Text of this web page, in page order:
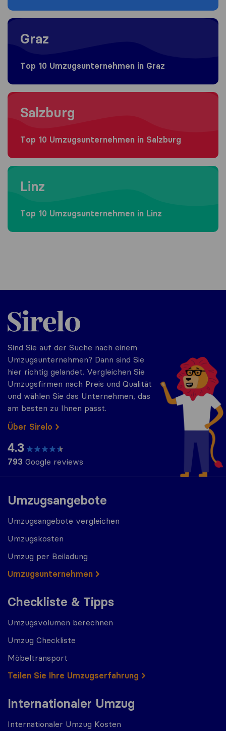
Moving to Graz
Graz
Top 10 Umzugs​unternehmen in Graz
Moving to Salzburg
Salzburg
Top 10 Umzugs​unternehmen in Salzburg
Moving to Linz
Linz
Top 10 Umzugs​unternehmen in Linz
Umzugsangebote
Umzugsangebote vergleichen
Umzugskosten
Umzug per Beiladung
Umzugs​​unternehmen
Checkliste & Tipps
Umzugsvolumen berechnen
Umzug Checkliste
Möbeltransport
Teilen Sie Ihre Umzugserfahrung
Internationaler Umzug
Internationaler Umzug Kosten
Sirelo.at
Sind Sie auf der Suche nach einem
Umzugsunternehmen? Dann sind Sie
hier richtig gelandet. Vergleichen Sie
Umzugsfirmen nach Preis und Qualität
und wählen Sie das Unternehmen, das
am besten zu Ihnen passt.
Über Sirelo
4.3
793 Google reviews